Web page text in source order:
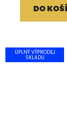
DO
ÚPLNÝ VÝPRODEJ
SKLADU